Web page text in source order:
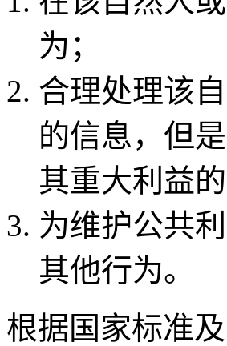
为；
合理处理该
的信息，但
其重大利益的
为维护公共
其他行为。
根据国家标准